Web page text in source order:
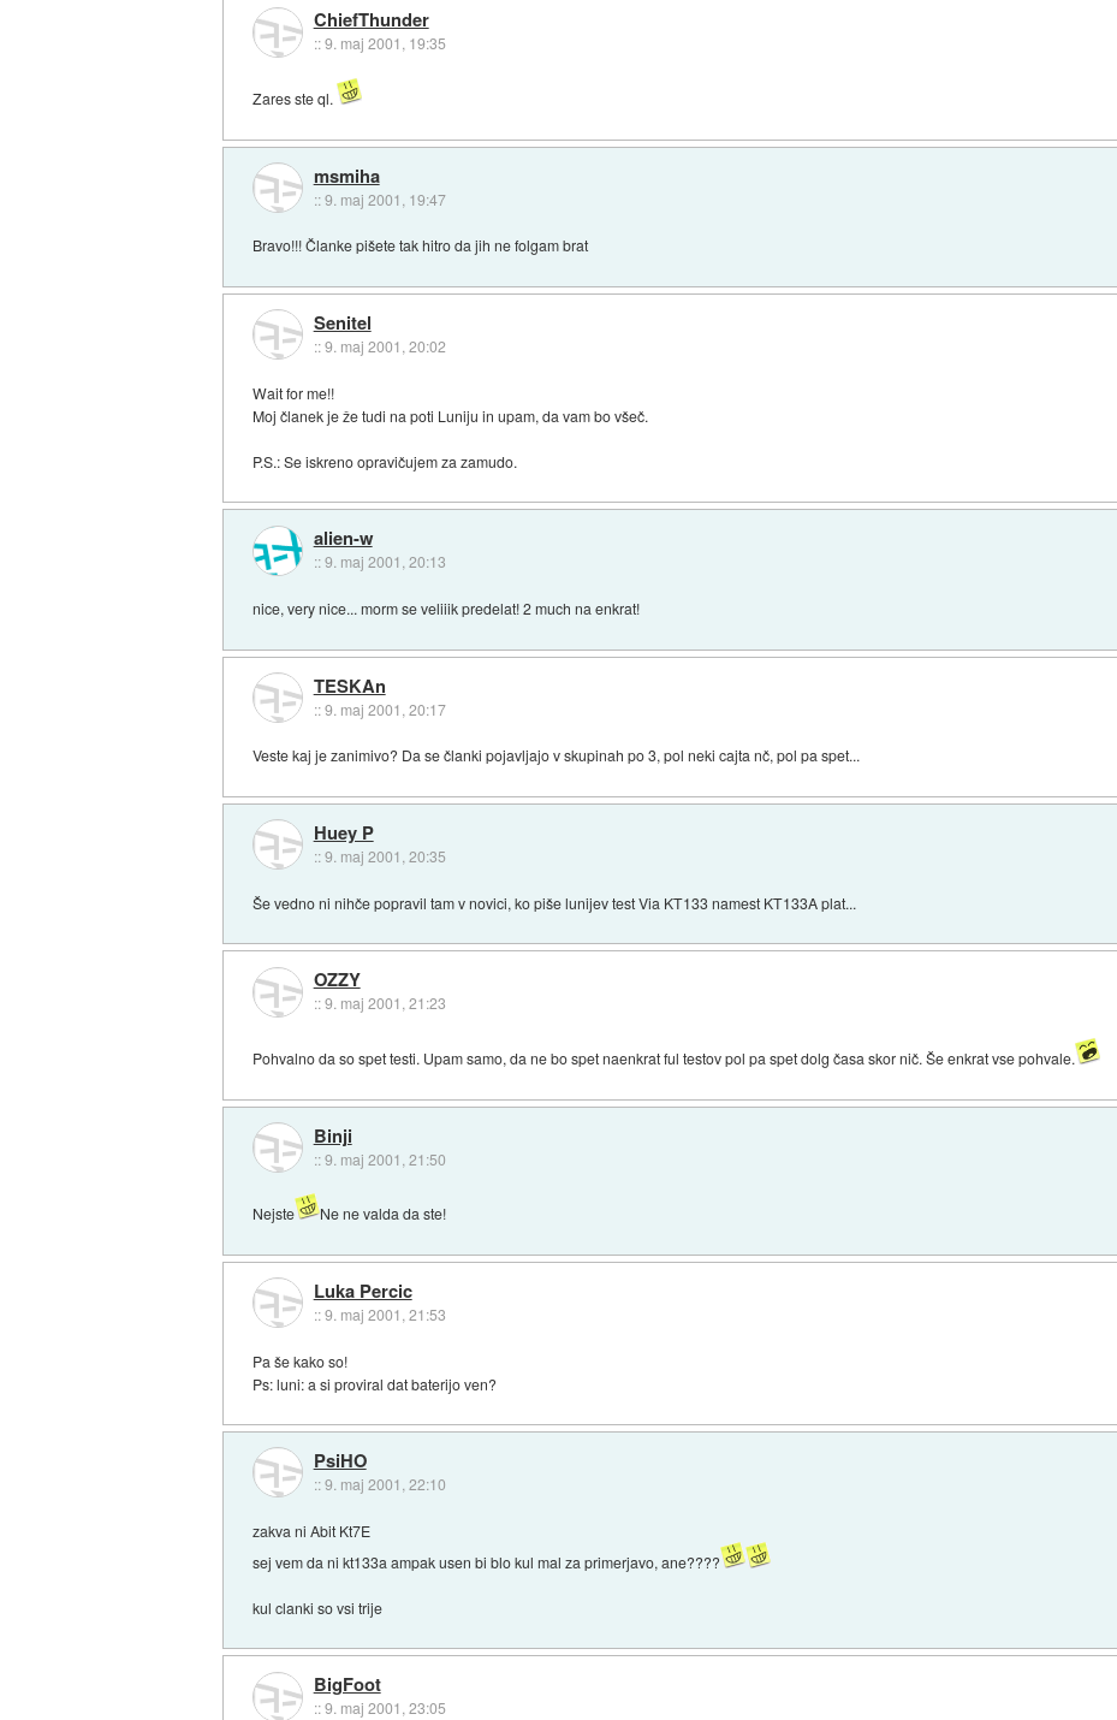
ChiefThunder
::9. maj 2001, 19:35
Zares ste ql.
msmiha
::9. maj 2001, 19:47
Bravo!!! Članke pišete tak hitro da jih ne folgam brat
Senitel
::9. maj 2001, 20:02
Wait for me!!
Moj članek je že tudi na poti Luniju in upam, da vam bo všeč.
P.S.: Se iskreno opravičujem za zamudo.
alien-w
::9. maj 2001, 20:13
nice, very nice... morm se veliiik predelat! 2 much na enkrat!
TESKAn
::9. maj 2001, 20:17
Veste kaj je zanimivo? Da se članki pojavljajo v skupinah po 3, pol neki cajta nč, pol pa spet...
Huey P
::9. maj 2001, 20:35
Še vedno ni nihče popravil tam v novici, ko piše lunijev test Via KT133 namest KT133A plat...
OZZY
::9. maj 2001, 21:23
Pohvalno da so spet testi. Upam samo, da ne bo spet naenkrat ful testov pol pa spet dolg časa skor nič. Še enkrat vse pohvale.
Binji
::9. maj 2001, 21:50
Nejste Ne ne valda da ste!
Luka Percic
::9. maj 2001, 21:53
Pa še kako so!
Ps: luni: a si proviral dat baterijo ven?
PsiHO
::9. maj 2001, 22:10
zakva ni Abit Kt7E
sej vem da ni kt133a ampak usen bi blo kul mal za primerjavo, ane????
kul clanki so vsi trije
BigFoot
::9. maj 2001, 23:05